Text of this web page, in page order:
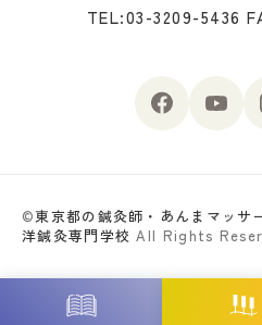
TEL:03-3209-5436
©東京都の鍼灸師・あんまマッサ
洋鍼灸専門学校 All Rights